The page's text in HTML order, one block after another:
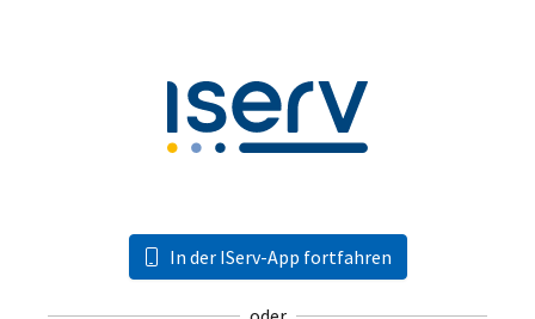
In der IServ-App fortfahren